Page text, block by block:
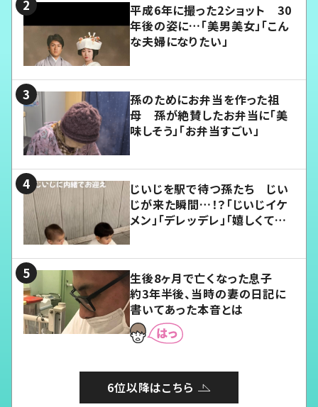
平成6年に撮った2ショット 30
年後の姿に…「美男美女」「こん
な夫婦になりたい」
孫のためにお弁当を作った祖
母 孫が絶賛したお弁当に「美
味しそう」「お弁当すごい」
じいじを駅で待つ孫たち じい
じが来た瞬間…！？「じいじイケ
メン」「デレッデレ」「嬉しくて可
生後8ヶ月で亡くなった息子
約3年半後、当時の妻の日記に
書いてあった本音とは
6位以降はこちら